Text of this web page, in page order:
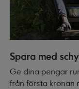
Spara med
Ge dina pengar
från första kronan